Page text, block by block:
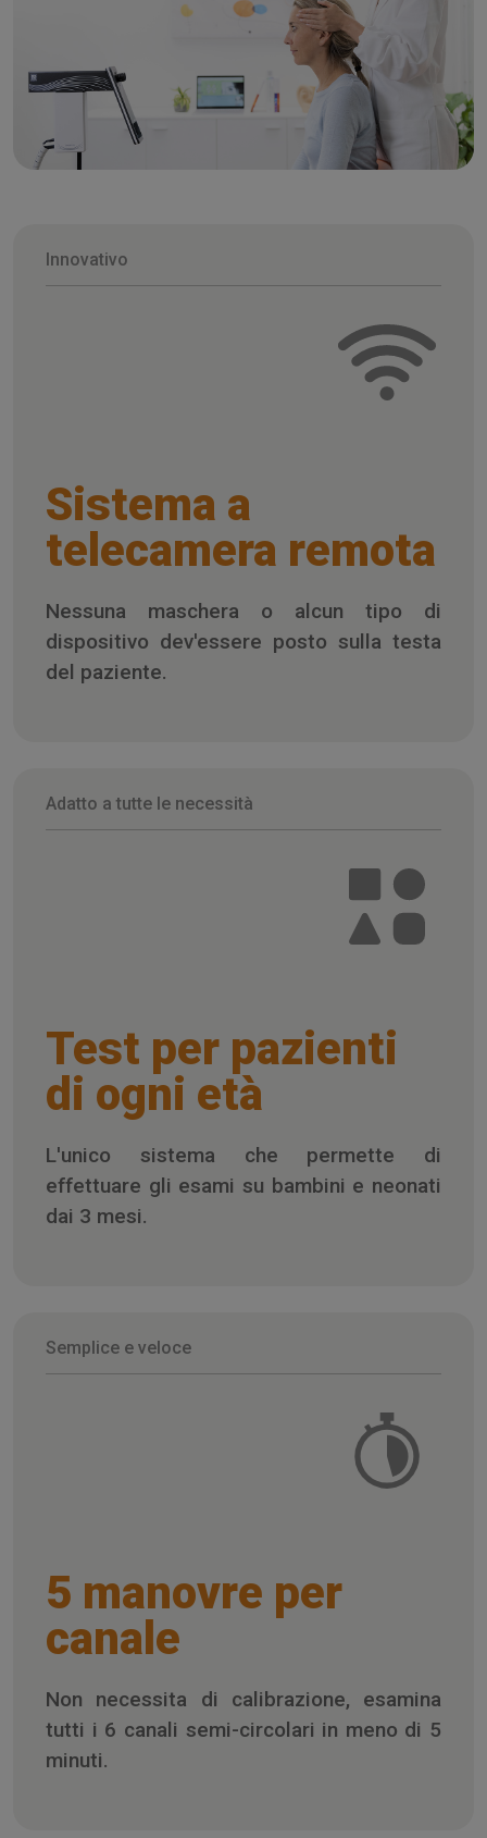
Innovativo
Sistema a
telecamera remota
Nessuna maschera o alcun tipo di
dispositivo dev'essere posto sulla testa
del paziente.
Adatto a tutte le necessità
Test per pazienti
di ogni età
L'unico sistema che permette di
effettuare gli esami su bambini e neonati
dai 3 mesi.
Semplice e veloce
5 manovre per
canale
Non necessita di calibrazione, esamina
tutti i 6 canali semi-circolari in meno di 5
minuti.